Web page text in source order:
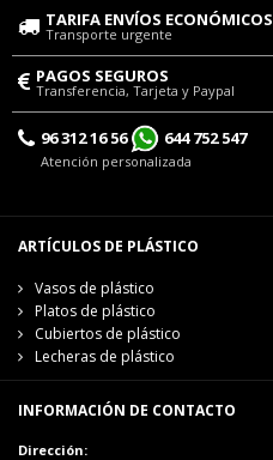
TARIFA ENVÍOS ECONÓMICOS
Transporte urgente
PAGOS SEGUROS
Transferencia, Tarjeta y Paypal
96 312 16 56 644 752 547
Atención personalizada
ARTÍCULOS DE PLÁSTICO
Vasos de plástico
Platos de plástico
Cubiertos de plástico
Lecheras de plástico
INFORMACIÓN DE CONTACTO
Dirección: